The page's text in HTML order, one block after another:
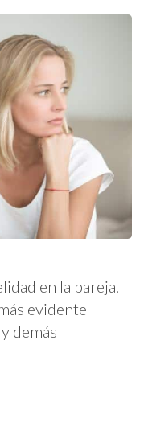
en la pareja.
evidente
demás